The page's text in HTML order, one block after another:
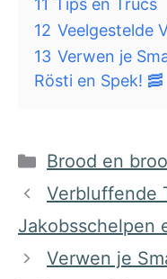
11 Tips en Trucs
12 Veelgestelde
13 Verwen je
Rösti en Spek! 🥓
Categorieën
Brood en
Verbluffende
Jakobsschelpen
Verwen je